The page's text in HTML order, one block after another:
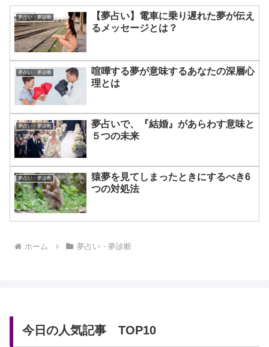
夢占い・夢診断
【夢占い】電車に乗り遅れた夢が伝え
るメッセージとは？
夢占い・夢診断
喧嘩する夢が意味するあなたの深層心
理とは
夢占い・夢診断
夢占いで、『結婚』があらわす意味と
５つの未来
夢占い・夢診断
猿夢を見てしまったときにするべき6
つの対処法
ホーム 夢占い・夢診断
今日の人気記事 TOP10